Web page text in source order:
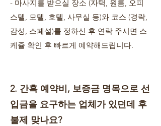
- 마사지를 받으실 장소 (자택, 원룸, 오피
스텔, 모텔, 호텔, 사무실 등)와 코스 (경락,
감성, 스페셜)를 정하신 후 연락 주시면 스
케쥴 확인 후 빠르게 예약해드립니다.
2. 간혹 예약비, 보증금 명목으로 선
입금을 요구하는 업체가 있던데 후
불제 맞나요?